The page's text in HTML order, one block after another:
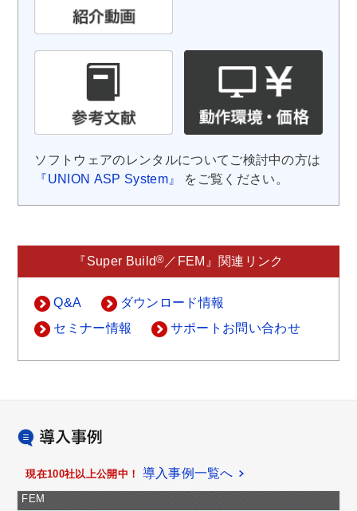
ソフトウェアのレンタルについてご検討中の方は
『UNION ASP System』
をご覧ください。
『Super Build® ／FEM』関連リンク
Q&A
ダウンロード情報
セミナー情報
サポートお問い合わせ
現在100社以上公開中！ 導入事例一覧へ
FEM